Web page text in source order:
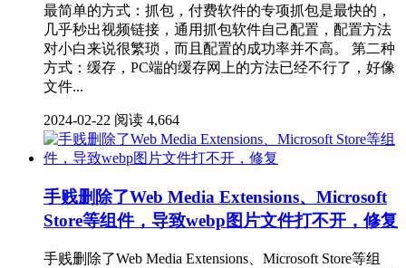
最简单的方式：抓包，付费软件的专项抓包是最快的，
几乎秒出视频链接，通用抓包软件自己配置，配置方法
对小白来说很繁琐，而且配置的成功率并不高。 第二种
方式：缓存，PC端的缓存网上的方法已经不行了，好像
文件...
2024-02-22 阅读 4,664
手贱删除了Web Media Extensions、Microsoft
Store等组件，导致webp图片文件打不开，修复
手贱删除了Web Media Extensions、Microsoft Store等组